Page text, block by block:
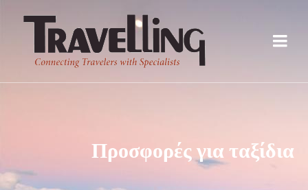
Προσφορές για ταξίδια